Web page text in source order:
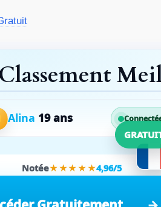
Classement
Alina 19 ans
Notée★★★★★4,96/5